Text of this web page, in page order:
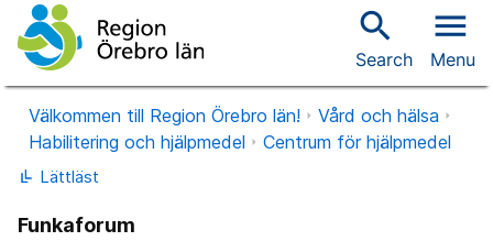
search
Search
menu
Menu
Välkommen till Region Örebro län!
Vård och hälsa
Habilitering och hjälpmedel
Centrum för hjälpmedel
Lättläst
Funkaforum